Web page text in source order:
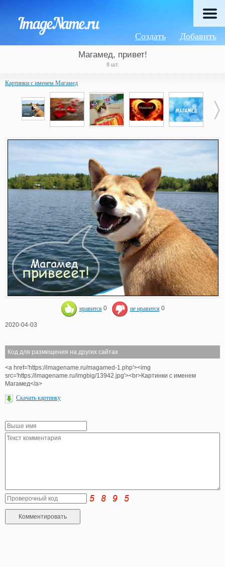
Добавить
Создать
Магамед, привет!
8 шт.
Картинки с именем Магамед
нравится 0 не нравится 0
2020-04-03
Код для размещения на других сайтах
<a href='https://imagename.ru/magamed-1.php'><img
src='https://imagename.ru/imgbig/13942.jpg'><br>Картинки с именем
Магамед</a>
Скачать картинку